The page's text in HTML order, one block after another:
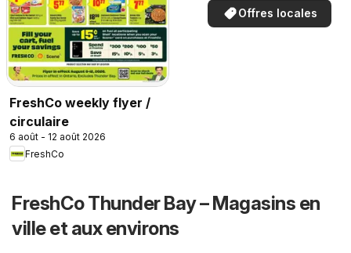
FreshCo weekly flyer /
circulaire
6 août - 12 août 2026
FreshCo
Offres locales
FreshCo Thunder Bay – Magasins en
ville et aux environs